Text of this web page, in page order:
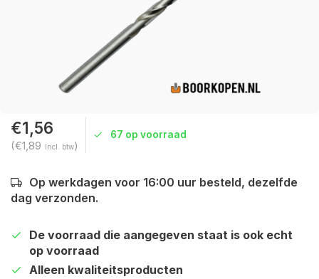
€1,56
(€1,89 Incl. btw)
67 op voorraad
Op werkdagen voor 16:00 uur besteld, dezelfde
dag verzonden.
De voorraad die aangegeven staat is ook echt
op voorraad
Alleen kwaliteitsproducten